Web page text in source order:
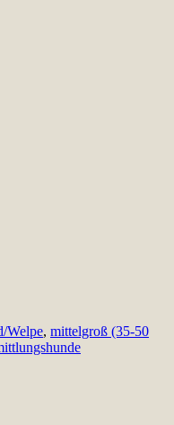
Welpe, mittelgroß (35-50